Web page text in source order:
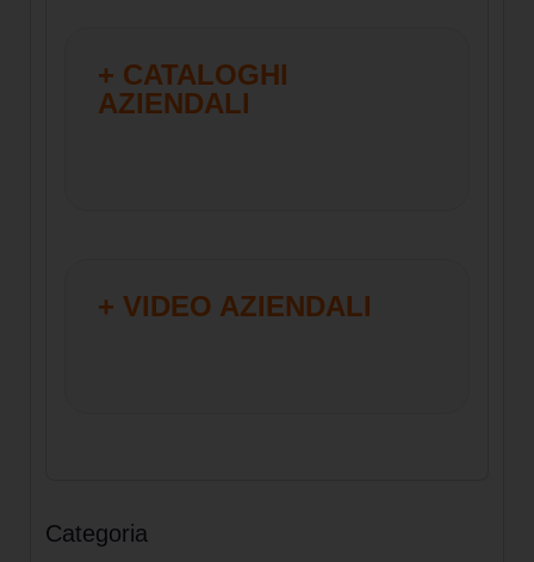
+ CATALOGHI
AZIENDALI
+ VIDEO AZIENDALI
Categoria